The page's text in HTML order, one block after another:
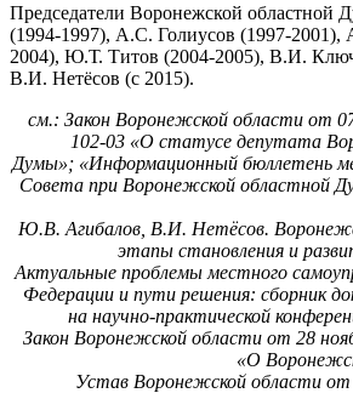
Председатели Воронежской
(1994-1997), А.С. Голиусов (1997-
2004), Ю.Т. Титов (2004-2005), В.И.
B.И. Нетёсов (с 2015).
см.: Закон Воронежской области от
102-03 «О статусе депутата
Думы»; «Информационный бюллетень
Совета при Воронежской областной
Ю.В. Агибалов, В.И. Нетёсов.
этапы становления и
Актуальные проблемы местного
Федерации и пути решения: сборник
на научно-практической
Закон Воронежской области от 28
«О
Устав Воронежской области от